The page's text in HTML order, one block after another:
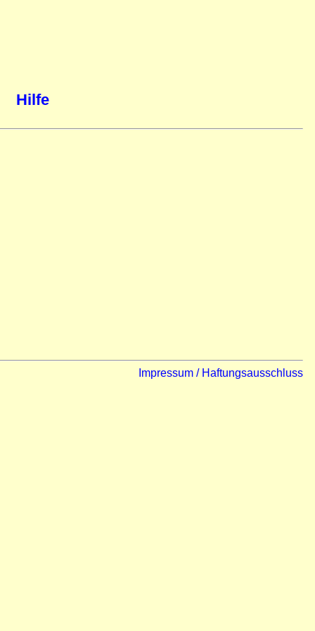
Hilfe
Impressum / Haftungsausschluss